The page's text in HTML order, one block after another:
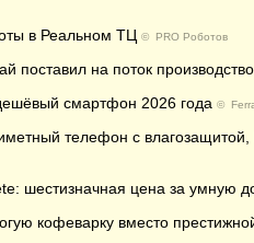
в Реальном ТЦ © PRO Роботов
поставил на поток
смартфон 2026 года ©
телефон с
шестизначная цена за умную
кофеварку вместо